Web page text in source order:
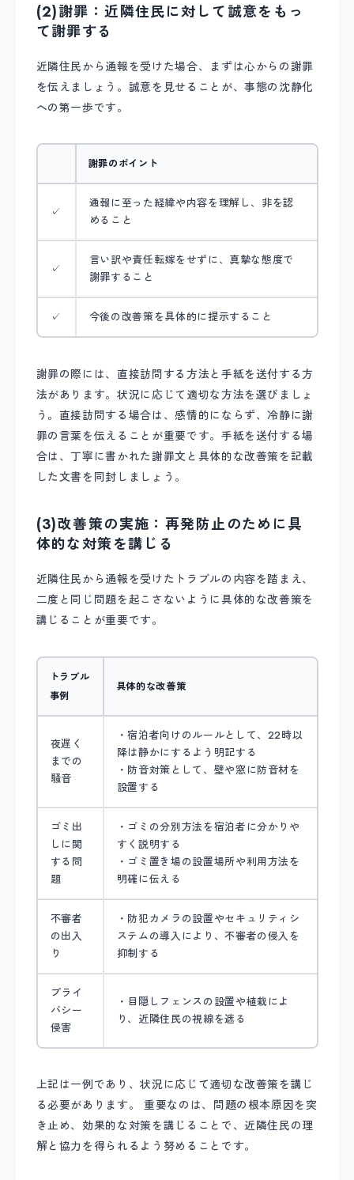
(2)謝罪：近隣住民に対して誠意をもっ
て謝罪する
近隣住民から通報を受けた場合、まずは心からの謝罪
を伝えましょう。誠意を見せることが、事態の沈静化
への第一歩です。
謝罪のポイント
✓
通報に至った経緯や内容を理解し、非を認
めること
✓
言い訳や責任転嫁をせずに、真摯な態度で
謝罪すること
✓ 今後の改善策を具体的に提示すること
謝罪の際には、直接訪問する方法と手紙を送付する方
法があります。状況に応じて適切な方法を選びましょ
う。直接訪問する場合は、感情的にならず、冷静に謝
罪の言葉を伝えることが重要です。手紙を送付する場
合は、丁寧に書かれた謝罪文と具体的な改善策を記載
した文書を同封しましょう。
(3)改善策の実施：再発防止のために具
体的な対策を講じる
近隣住民から通報を受けたトラブルの内容を踏まえ、
二度と同じ問題を起こさないように具体的な改善策を
講じることが重要です。
トラブル
事例
具体的な改善策
夜遅く
までの
騒音
・宿泊者向けのルールとして、22時以
降は静かにするよう明記する
・防音対策として、壁や窓に防音材を
設置する
ゴミ出
しに関
する問
題
・ゴミの分別方法を宿泊者に分かりや
すく説明する
・ゴミ置き場の設置場所や利用方法を
明確に伝える
不審者
の出入
り
・防犯カメラの設置やセキュリティシ
ステムの導入により、不審者の侵入を
抑制する
プライ
バシー
侵害
・目隠しフェンスの設置や植栽によ
り、近隣住民の視線を遮る
上記は一例であり、状況に応じて適切な改善策を講じ
る必要があります。 重要なのは、問題の根本原因を突
き止め、効果的な対策を講じることで、近隣住民の理
解と協力を得られるよう努めることです。